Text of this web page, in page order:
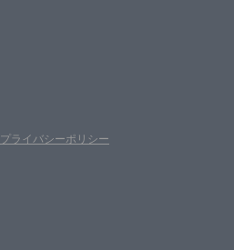
プライバシーポリシー